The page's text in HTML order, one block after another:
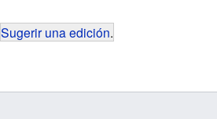
Sugerir una edición.